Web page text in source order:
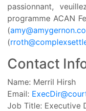
passionnant,
programme ACAN
(
(
Contact
Name: Merril Hirsh
Email:
Job Title: Executive